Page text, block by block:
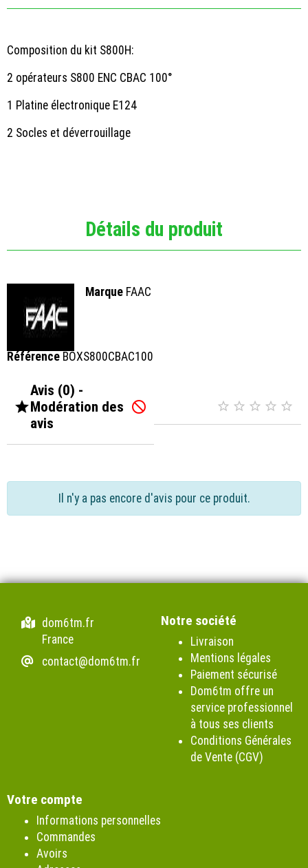
Composition du kit S800H:
2 opérateurs S800 ENC CBAC 100°
1 Platine électronique E124
2 Socles et déverrouillage
Détails du produit
Marque FAAC
Référence BOXS800CBAC100

Avis (0) -
Modération des
avis
     
Il n'y a pas encore d'avis pour ce produit.
dom6tm.fr
France
contact@dom6tm.fr
Notre société
Livraison
Mentions légales
Paiement sécurisé
Dom6tm offre un
service professionnel
à tous ses clients
Conditions Générales
de Vente (CGV)
Votre compte
Informations personnelles
Commandes
Avoirs